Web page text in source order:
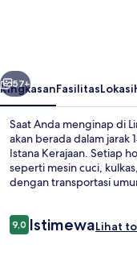
Paloma
Berikutnya
57+
RingkasanFasilitasLokasi
Saat Anda menginap di
akan berada dalam jarak
Istana Kerajaan. Setiap
seperti mesin cuci,
dengan transportasi
Ulasan
9,09,0 dari 10
IstimewaLihat